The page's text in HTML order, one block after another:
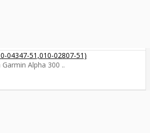
04347-51,010-02807-51)
Alpha 300 ..